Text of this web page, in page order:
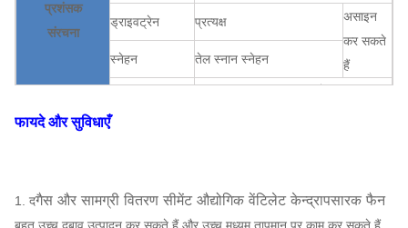
प्रशंसक
संरचना
ड्राइवट्रेन प्रत्यक्ष
असाइन
कर सकते
हैं
स्नेहन तेल स्नान स्नेहन
मोटर
SS316, HG785, DB685 ...
आवरण, वायु
फायदे और सुविधाएँ
1. दगैस और सामग्री वितरण सीमेंट औद्योगिक वेंटिलेट केन्द्रापसारक फैन